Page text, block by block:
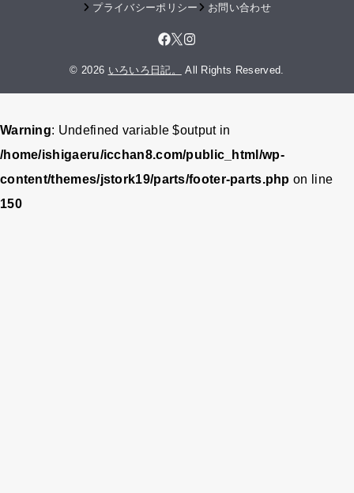
プライバシーポリシー お問い合わせ
© 2026 いろいろ日記。 All Rights Reserved.
Warning: Undefined variable $output in
/home/ishigaeru/icchan8.com/public_html/wp-
content/themes/jstork19/parts/footer-parts.php on line
150